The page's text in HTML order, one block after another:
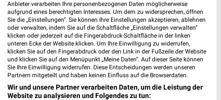
PROSPEKT BLÄTTERN
CLEVER SPAREN KINDERMODE & SPIELZEUG WEIN ANGEBOTE
Anbieter verarbeiten Ihre personenbezogenen Daten möglicherweise
aufgrund eines berechtigten Interesses. Um dem zu widersprechen, öffnen
Sie die „Einstellungen“. Sie können Ihre Einstellungen akzeptieren, ablehnen
oder verwalten, indem Sie auf die Schaltfläche „Einstellungen verwalten“
klicken oder jederzeit auf die Fingerabdruck-Schaltfläche in der linken
unteren Ecke der Website klicken. Um Ihre Einwilligung zu widerrufen,
klicken Sie auf den Fingerabdruck oder den Link in der Fußzeile der Website
und klicken Sie auf den Menüpunkt „Meine Daten“. Auf dieser Seite können
Sie Ihre Einwilligung widerrufen. Diese Entscheidungen werden unseren
Partnern mitgeteilt und haben keinen Einfluss auf die Browserdaten.
Wir und unsere Partner verarbeiten Daten, um die Leistung der
Website zu analysieren und Folgendes zu tun: